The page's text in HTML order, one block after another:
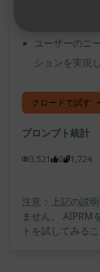
ユーザーが求
ユーザーのニ
ションを実現
クロードで試す
プロンプト統計
3,521 0 1,724
注意：上記の説
ません。 AIPRM
トを試してみる